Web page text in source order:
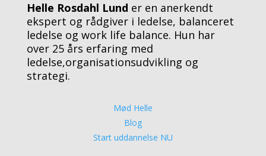
Helle Rosdahl Lund er en anerkendt
ekspert og rådgiver i ledelse, balanceret
ledelse og work life balance. Hun har
over 25 års erfaring med
ledelse,organisationsudvikling og
strategi.
Mød Helle
Blog
Start uddannelse NU